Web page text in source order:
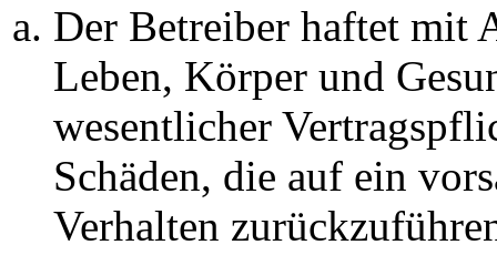
Der Betreiber haftet mit
Leben, Körper und
wesentlicher
Schäden, die auf ein
Verhalten